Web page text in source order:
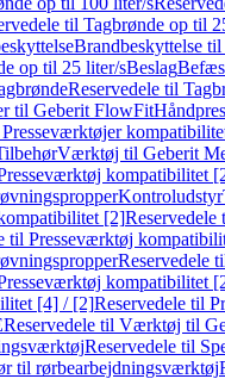
til Tagbrønde op til
Brandbeskyttelse
op til 25 liter/sBeslag
Reservedele til
til Geberit FlowFit
Værktøj til Geberit
kompatibilitet
Kontroludstyr
[2]
til Presseværktøj
Reservedele
kompatibilitet
[4] / [2]Reservedele til
Reservedele til Værktøj til
Reservedele til
til rørbearbejdningsværktøj